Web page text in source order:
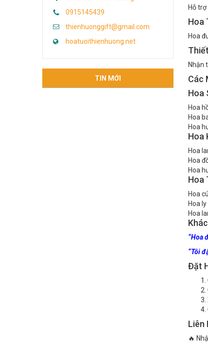
Hoa Tươi Thiên Hương
0915145439
thienhuonggift@gmail.com
Giao
Hỗ
Hoa
Hoa
Nhận
Các
Hoa
Hoa
Hoa
Hoa
Hoa
Hoa
Hoa
Hoa
Hoa
Hoa
Hoa ly
Hoa
“Hoa
“Tôi
Đặt
Liên